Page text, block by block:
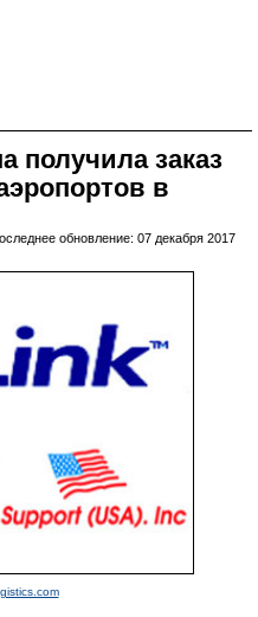
получила заказ
в
обновление: 07 декабря 2017